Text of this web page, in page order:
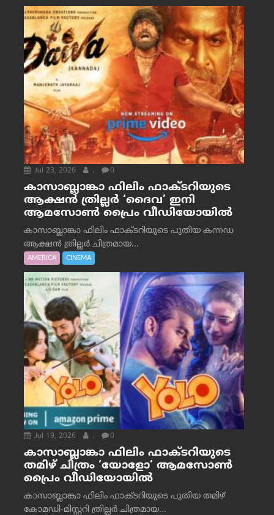
Jul 23, 2026 . 0
കാസാബ്ലാങ്കാ ഫിലിം ഫാക്ടറിയുടെ
ആക്ഷൻ ത്രില്ലർ ‘ദൈവ’ ഇനി
ആമസോൺ പ്രൈം വീഡിയോയിൽ
കാസാബ്ലാങ്കാ ഫിലിം ഫാക്ടറിയുടെ പുതിയ കന്നഡ
ആക്ഷൻ ത്രില്ലർ ചിത്രമായ...
AMERICA CINEMA
Jul 19, 2026 . 0
കാസാബ്ലാങ്കാ ഫിലിം ഫാക്ടറിയുടെ
തമിഴ് ചിത്രം ‘യോളോ’ ആമസോൺ
പ്രൈം വീഡിയോയിൽ
കാസാബ്ലാങ്കാ ഫിലിം ഫാക്ടറിയുടെ പുതിയ തമിഴ്
കോമഡി-മിസ്റ്ററി ത്രില്ലർ ചിത്രമായ...